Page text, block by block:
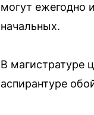
могут ежегодно
начальных.
В магистратуре
аспирантуре